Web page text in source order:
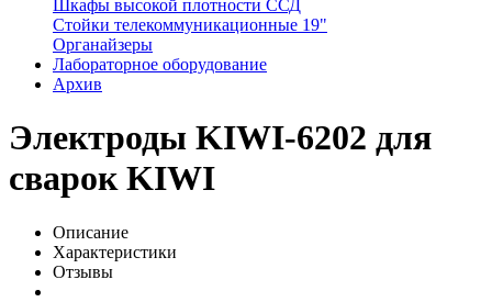
Шкафы высокой плотности ССД
Стойки телекоммуникационные 19"
Органайзеры
Лабораторное оборудование
Архив
Электроды KIWI-6202 для
сварок KIWI
Описание
Характеристики
Отзывы